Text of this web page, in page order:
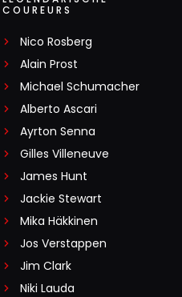
COUREURS
Nico Rosberg
Alain Prost
Michael Schumacher
Alberto Ascari
Ayrton Senna
Gilles Villeneuve
James Hunt
Jackie Stewart
Mika Häkkinen
Jos Verstappen
Jim Clark
Niki Lauda